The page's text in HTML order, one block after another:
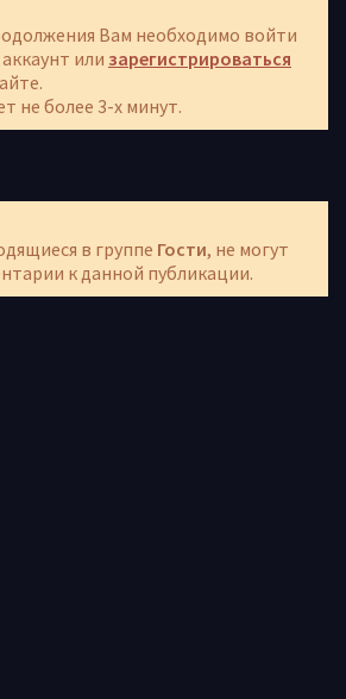
Вам необходимо войти
или зарегистрироваться
не более 3-х минут.
в группе Гости, не могут
к данной публикации.